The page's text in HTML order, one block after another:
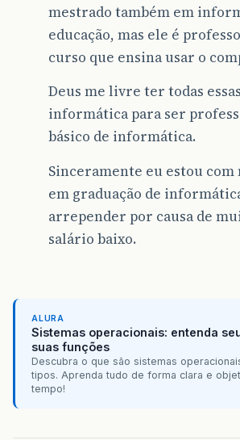
mestrado também em
educação, mas ele é
curso que ensina usar o
Deus me livre ter todas
informática para ser
básico de informática.
Sinceramente eu estou
em graduação de
arrepender por causa de
salário baixo.
ALURA
Sistemas operacionais: entenda
suas funções
Descubra o que são sistemas
tipos. Aprenda tudo de forma clara e
tempo!